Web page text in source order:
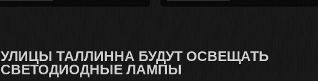
УЛИЦЫ ТАЛЛИННА БУДУТ ОСВЕЩАТЬ
СВЕТОДИОДНЫЕ ЛАМПЫ